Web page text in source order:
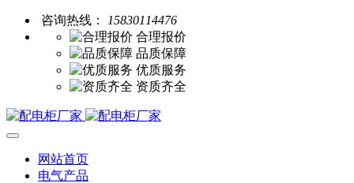
咨询热线：
15830114476
合理报价
品质保障
优质服务
资质齐全
网站首页
电气产品